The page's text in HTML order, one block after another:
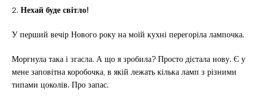
2.Нехай буде світло!
У перший вечір Нового року на моїй кухні перегоріла лампочка.
Моргнула така і згасла. А що я зробила? Просто дістала нову. Є у
мене заповітна коробочка, в якій лежать кілька ламп з різними
типами цоколів. Про запас.